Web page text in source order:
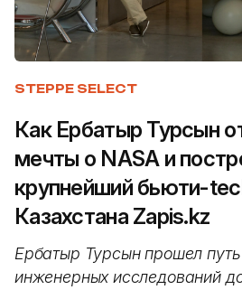
STEPPE SELECT
Как Ербатыр Турсын
мечты о NASA и
крупнейший бьюти-
Казахстана Zapis.kz
Ербатыр Турсын прошел
инженерных исследований